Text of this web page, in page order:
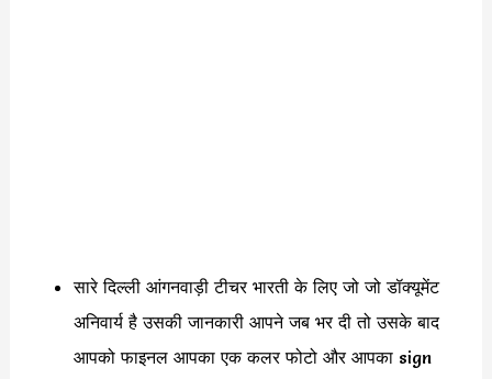
सारे दिल्ली आंगनवाड़ी टीचर भारती के लिए जो जो डॉक्यूमेंट
अनिवार्य है उसकी जानकारी आपने जब भर दी तो उसके बाद
आपको फाइनल आपका एक कलर फोटो और आपका sign